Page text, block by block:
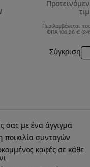
Περιλαμβάνεται
ΦΠΑ 106,26 €
Σύγκριση
σας με ένα άγγιγμα
ποικιλία συνταγών
καφές σε κάθε